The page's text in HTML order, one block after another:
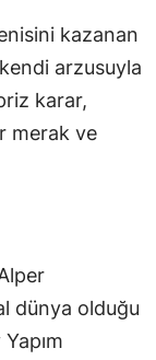
kazanan
arzusuyla
karar,
merak ve
dünya olduğu